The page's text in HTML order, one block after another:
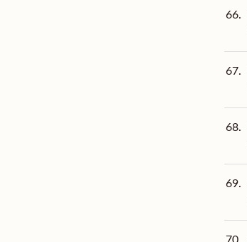
66.
67.
68.
69.